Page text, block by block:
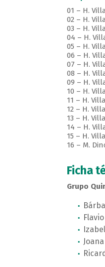
01 – H.
02 – H.
03 – H.
04 – H.
05 – H.
06 – H.
07 – H.
08 – H.
09 – H.
10 – H.
11 – H.
12 – H.
13 – H.
14 – H.
15 – H.
16 – M.
Ficha
Grupo